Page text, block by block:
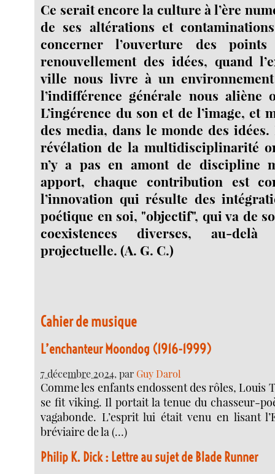
Ce serait encore la culture à l’ère
de ses altérations et
concerner l’ouverture des
renouvellement des idées, quand
ville nous livre à un
l’indifférence générale nous aliène
L’ingérence du son et de l’image, et
des media, dans le monde des
révélation de la multidisciplinarité
n’y a pas en amont de discipline
apport, chaque contribution est
l’innovation qui résulte des
poétique en soi, "objectif", qui va de
coexistences diverses, au-
projectuelle. (A. G. C.)
Cahier de musique
L’enchanteur Moondog (1916-1999)
7 décembre 2024, par Guy Darol
Comme les enfants endossent des rôles, Louis
se fit viking. Il portait la tenue du chasseur-
vagabonde. L’esprit lui était venu en lisant
bréviaire de la (…)
Philip K. Dick : Lettre au sujet de Blade Runner